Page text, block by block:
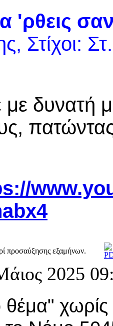
'ρθεις
Στίχοι:
δυνατή
προσαύξησης εξαμήνων.
2025
χωρίς